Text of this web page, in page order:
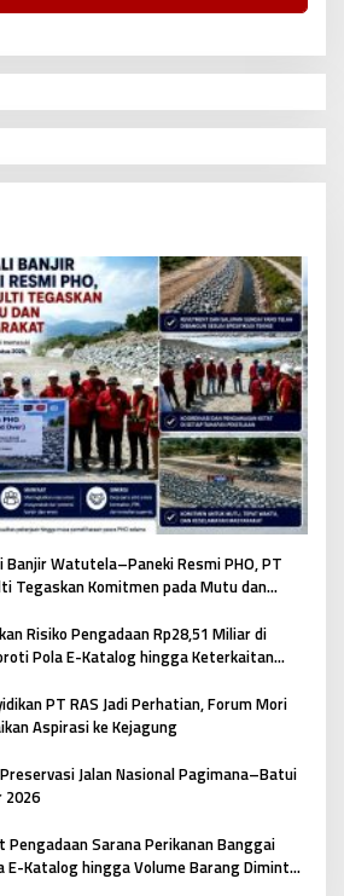
Banjir Watutela–Paneki Resmi PHO, PT
Tegaskan Komitmen pada Mutu dan
Risiko Pengadaan Rp28,51 Miliar di
Pola E-Katalog hingga Keterkaitan
PT RAS Jadi Perhatian, Forum Mori
Aspirasi ke Kejagung
Jalan Nasional Pagimana–Batui
2026
Pengadaan Sarana Perikanan Banggai
E-Katalog hingga Volume Barang Diminta